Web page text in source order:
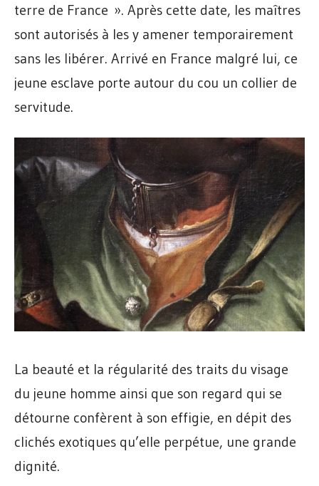
terre de France ». Après cette date, les maîtres
sont autorisés à les y amener temporairement
sans les libérer. Arrivé en France malgré lui, ce
jeune esclave porte autour du cou un collier de
servitude.
La beauté et la régularité des traits du visage
du jeune homme ainsi que son regard qui se
détourne confèrent à son effigie, en dépit des
clichés exotiques qu’elle perpétue, une grande
dignité.